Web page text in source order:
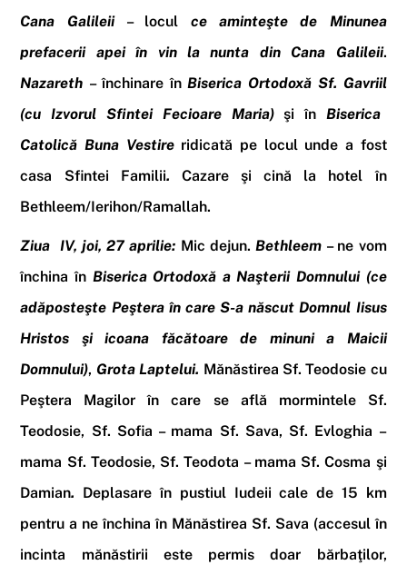
Cana
Galileii – locul ce aminteşte de Minunea
prefacerii apei în vin la nunta din Cana Galileii.
Nazareth – închinare în Biserica Ortodoxă Sf. Gavriil
(cu Izvorul Sfintei Fecioare Maria) şi în
Biserica
Catolică Buna Vestire ridicată pe locul unde a fost
casa Sfintei Familii. Cazare şi cină la hotelîn
Bethleem/Ierihon/Ramallah.
Ziua IV, joi, 27 aprilie: Mic dejun. Bethleem – ne vom
închina în Biserica Ortodoxă a Naşterii Domnului (ce
adăposteşte Peştera în care S-a născut Domnul Iisus
Hristos şi icoana făcătoare de minuni a Maicii
Domnului), Grota Laptelui. Mănăstirea Sf. Teodosie cu
Peştera Magilor în care se află mormintele Sf.
Teodosie, Sf. Sofia – mama Sf. Sava, Sf. Evloghia –
mama Sf. Teodosie, Sf. Teodota – mama Sf. Cosma şi
Damian. Deplasare în pustiul Iudeii cale de 15 km
pentru a ne închina în Mănăstirea Sf. Sava (accesul în
incinta mănăstirii este permis doar bărbaţilor,